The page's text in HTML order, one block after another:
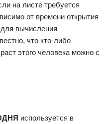
на листе требуется
от времени открытия
вычисления
что кто-либо
этого человека можно с
используется в